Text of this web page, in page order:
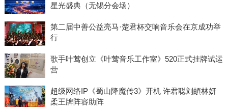
星光盛典（无锡分会场）
第二届中善公益亮马·楚君杯交响音乐会在京成功举
行
歌手叶莺创立《叶莺音乐工作室》520正式挂牌试运
营
超级网络IP《蜀山降魔传3》开机 许君聪刘頔林妍
柔王牌阵容助阵